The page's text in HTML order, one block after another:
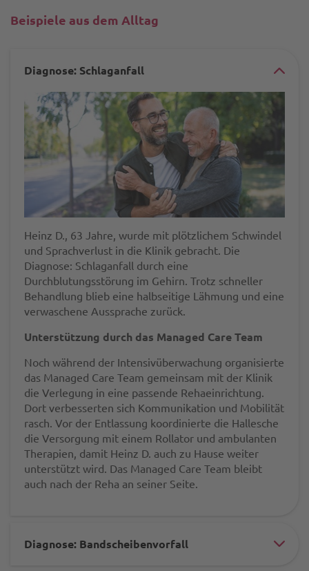
Beispiele aus dem Alltag
Diagnose: Schlaganfall
-
-
-
Heinz D., 63 Jahre, wurde mit plötzlichem Schwindel
und Sprachverlust in die Klinik gebracht. Die
Diagnose: Schlaganfall durch eine
Durchblutungsstörung im Gehirn. Trotz schneller
Behandlung blieb eine halbseitige Lähmung und eine
verwaschene Aussprache zurück.
Unterstützung durch das Managed Care Team
Noch während der Intensivüberwachung organisierte
das Managed Care Team gemeinsam mit der Klinik
die Verlegung in eine passende Rehaeinrichtung.
Dort verbesserten sich Kommunikation und Mobilität
rasch. Vor der Entlassung koordinierte die Hallesche
die Versorgung mit einem Rollator und ambulanten
Therapien, damit Heinz D. auch zu Hause weiter
unterstützt wird. Das Managed Care Team bleibt
auch nach der Reha an seiner Seite.
Diagnose: Bandscheibenvorfall